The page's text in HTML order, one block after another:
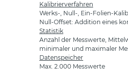
Kalibrierverfahren
Werks-, Null-, Ein-Folien-
Null-Offset: Addition eines
Statistik
Anzahl der Messwerte,
minimaler und maximaler
Datenspeicher
Max. 2.000 Messwerte